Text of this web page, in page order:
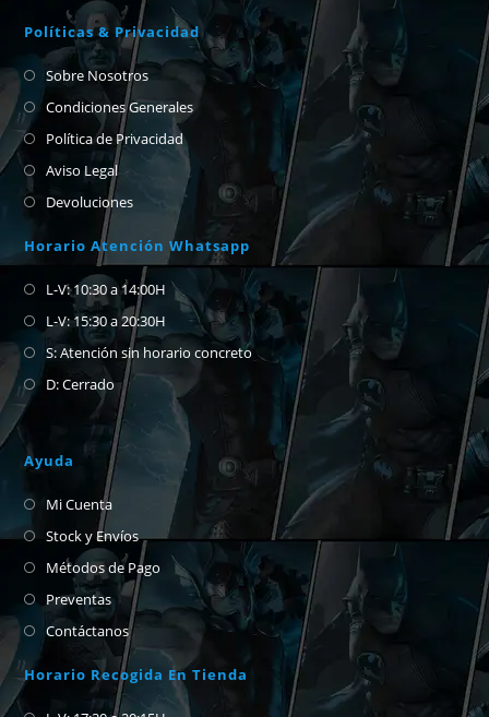
Políticas & Privacidad
Sobre Nosotros
Condiciones Generales
Política de Privacidad
Aviso Legal
Devoluciones
Horario Atención Whatsapp
L-V: 10:30 a 14:00H
L-V: 15:30 a 20:30H
S: Atención sin horario concreto
D: Cerrado
Ayuda
Mi Cuenta
Stock y Envíos
Métodos de Pago
Preventas
Contáctanos
Horario Recogida En Tienda